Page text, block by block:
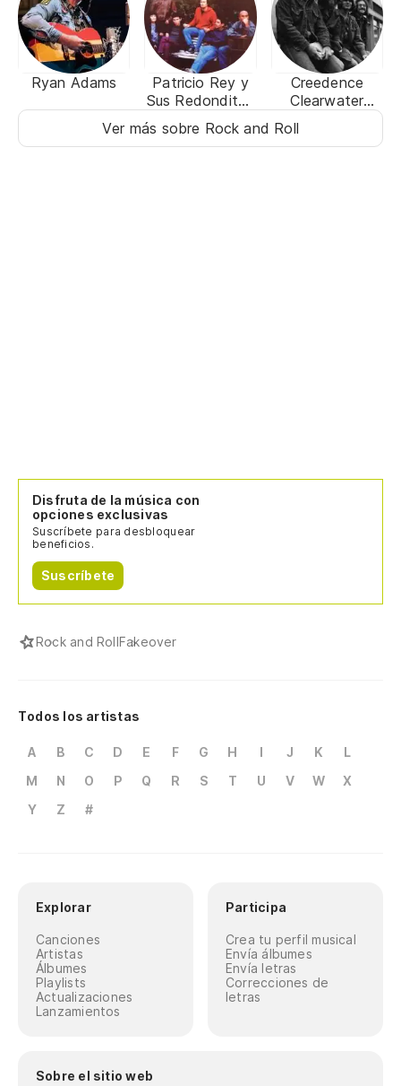
Ryan Adams
Patricio Rey y
Sus Redonditos
Creedence
Clearwater
Ver más sobre Rock and Roll
Disfruta de la música con
opciones exclusivas
Suscríbete para desbloquear
beneficios.
Suscríbete
Rock and RollFakeover
Todos los artistas
A B C D E F G H I J K
L
M
N O P Q R S T U V W
X
Y
Z #
Explorar
Canciones
Artistas
Álbumes
Playlists
Actualizaciones
Lanzamientos
Participa
Crea tu perfil musical
Envía álbumes
Envía letras
Correcciones de
letras
Sobre el sitio web